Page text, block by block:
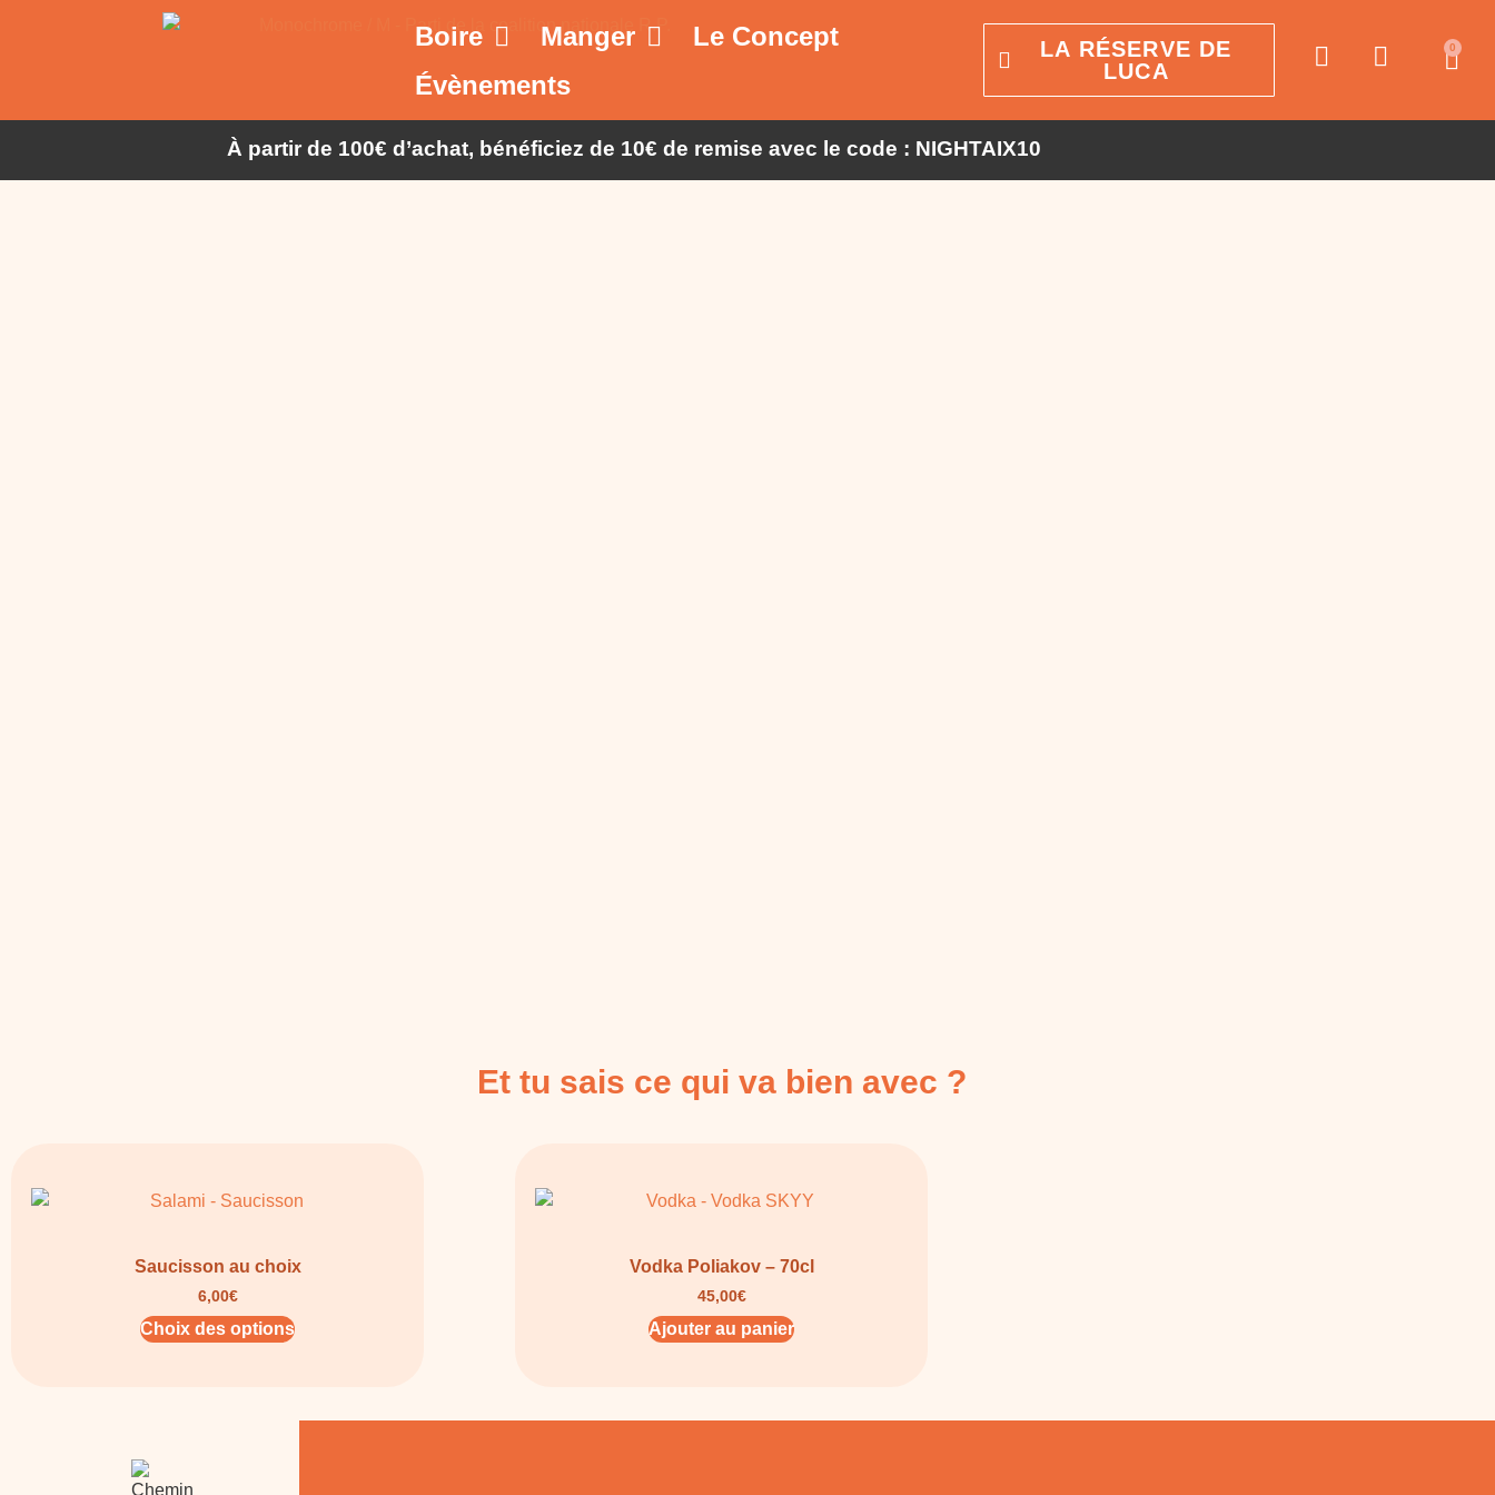
Boire Manger
Le Concept
Évènements
LA RÉSERVE DE
LUCA
0
À partir de 100€ d’achat, bénéficiez de 10€ de remise avec le code : NIGHTAIX10
Et tu sais ce qui va bien avec ?
Saucisson au choix
6,00€
Choix des options
Vodka Poliakov – 70cl
45,00€
Ajouter au panier